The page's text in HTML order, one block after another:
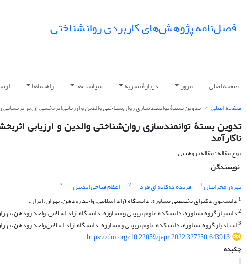
فصل‌نامه پژوهش‌های کاربردی روانشناختی
صفحه اصلی مرور دربارۀ نشریه سیاست‌ها راهنماها
صفحه اصلی
تدوین بستۀ توانمندسازی روان‌شناختی والدین و ارزیابی اثربخشی آن بر پریشانی
تدوین بستۀ توانمندسازی روان‌شناختی والدین و ارزیابی
ناکارآمد
نوع مقاله : مقاله پژوهشی
نویسندگان
بهروز محرابیان1 فریده دوکانه ای فرد 2 اعظم فتاحی اندبیل
3
1 دانشجوی دکترای تخصصی مشاوره، دانشگاه آزاد اسلامی، واحد رودهن، تهران، ایران.
2دانشیار گروه مشاوره، دانشکده علوم تربیتی و مشاوره، دانشگاه آزاد اسلامی، واحد رودهن،
3استادیار گروه مشاوره، دانشکده علوم تربیتی و مشاوره، دانشگاه آزاد اسلامی واحد رودهن،
https://doi.org/10.22059/japr.2022.327250.643913
چکیده